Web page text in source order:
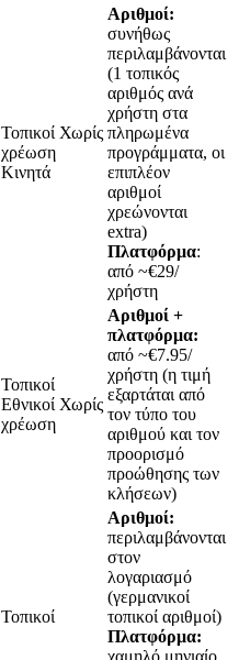
Τοπικοί Χωρίς
χρέωση
Κινητά
Αριθμοί:
συνήθως
περιλαμβάνονται
(1 τοπικός
αριθμός ανά
χρήστη στα
πληρωμένα
προγράμματα, οι
επιπλέον
αριθμοί
χρεώνονται
extra)
Πλατφόρμα:
από ~€29/
χρήστη
Τοπικοί
Εθνικοί Χωρίς
χρέωση
Αριθμοί +
πλατφόρμα:
από ~€7.95/
χρήστη (η τιμή
εξαρτάται από
τον τύπο του
αριθμού και τον
προορισμό
προώθησης των
κλήσεων)
Τοπικοί
Αριθμοί:
περιλαμβάνονται
στον
λογαριασμό
(γερμανικοί
τοπικοί αριθμοί)
Πλατφόρμα:
χαμηλό μηνιαίο